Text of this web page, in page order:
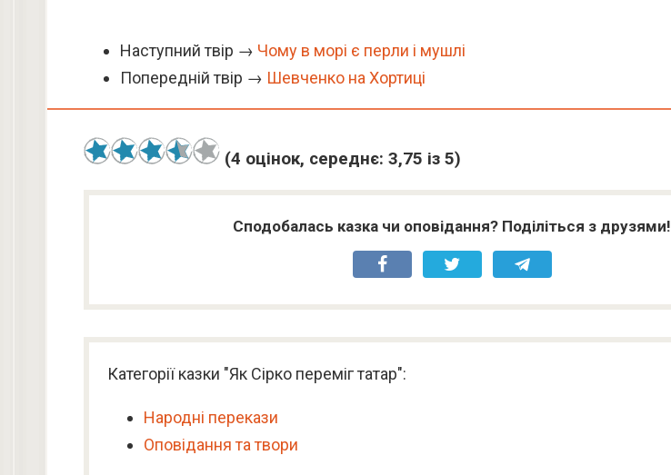
Наступний твір → Чому в морі є перли і мушлі
Попередній твір → Шевченко на Хортиці
(4 оцінок, середнє: 3,75 із 5)
Сподобалась казка чи оповідання? Поділіться з друзями!
Категорії казки "Як Сірко переміг татар":
Народні перекази
Оповідання та твори